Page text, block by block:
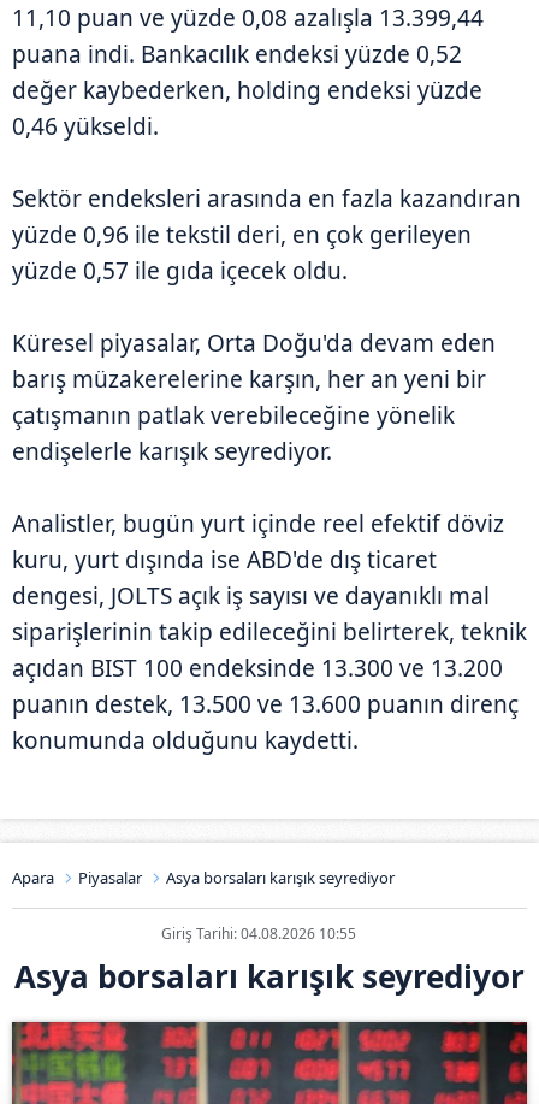
11,10 puan ve yüzde 0,08 azalışla 13.399,44
puana indi. Bankacılık endeksi yüzde 0,52
değer kaybederken, holding endeksi yüzde
0,46 yükseldi.
Sektör endeksleri arasında en fazla kazandıran
yüzde 0,96 ile tekstil deri, en çok gerileyen
yüzde 0,57 ile gıda içecek oldu.
Küresel piyasalar, Orta Doğu'da devam eden
barış müzakerelerine karşın, her an yeni bir
çatışmanın patlak verebileceğine yönelik
endişelerle karışık seyrediyor.
Analistler, bugün yurt içinde reel efektif döviz
kuru, yurt dışında ise ABD'de dış ticaret
dengesi, JOLTS açık iş sayısı ve dayanıklı mal
siparişlerinin takip edileceğini belirterek, teknik
açıdan BIST 100 endeksinde 13.300 ve 13.200
puanın destek, 13.500 ve 13.600 puanın direnç
konumunda olduğunu kaydetti.
Apara Piyasalar Asya borsaları karışık seyrediyor
Giriş Tarihi: 04.08.2026 10:55
Asya borsaları karışık seyrediyor